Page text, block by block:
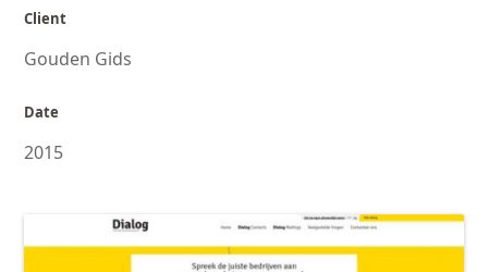
Client
Gouden Gids
Date
2015